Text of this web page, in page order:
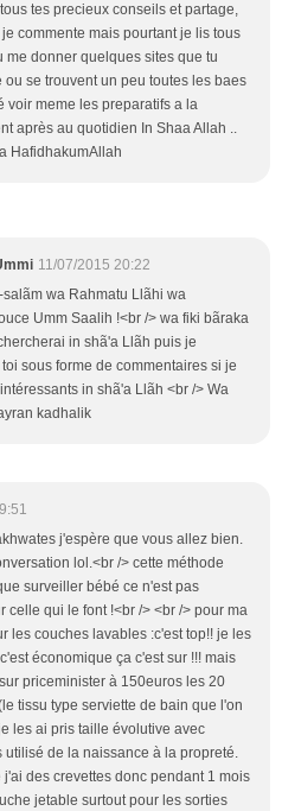
tes precieux conseils et partage,
commente mais pourtant je lis tous
me donner quelques sites que tu
se trouvent un peu toutes les baes
voir meme les preparatifs a la
après au quotidien In Shaa Allah ..
HafidhakumAllah
11/07/2015 20:22
salãm wa Rahmatu Llãhi wa
Umm Saalih !<br /> wa fiki bãraka
in shã'a Llãh puis je
sous forme de commentaires si je
in shã'a Llãh <br /> Wa
kadhalik
j'espère que vous allez bien.
lol.<br /> cette méthode
surveiller bébé ce n'est pas
celle qui le font !<br /> <br /> pour ma
les couches lavables :c'est top!! je les
économique ça c'est sur !!! mais
priceminister à 150euros les 20
tissu type serviette de bain que l'on
les ai pris taille évolutive avec
de la naissance à la propreté.
des crevettes donc pendant 1 mois
jetable surtout pour les sorties